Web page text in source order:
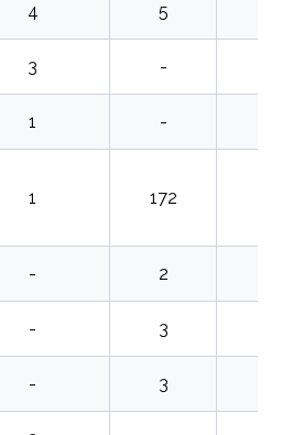
4 5
3 -
1 -
1 172
- 2
- 3
- 3